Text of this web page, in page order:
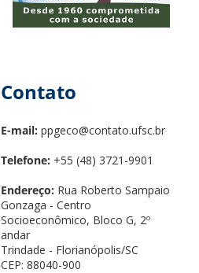
Contato
E-mail: ppgeco@contato.ufsc.br
Telefone: +55 (48) 3721-9901
Endereço: Rua Roberto Sampaio
Gonzaga - Centro
Socioeconômico, Bloco G, 2º
andar
Trindade - Florianópolis/SC
CEP: 88040-900